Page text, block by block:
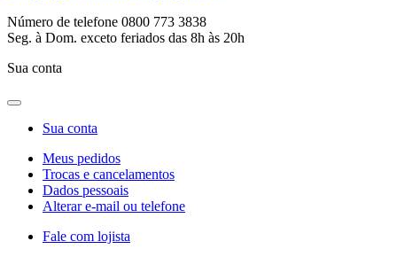
Número de telefone 0800 773 3838
Seg. à Dom. exceto feriados das 8h às 20h
Sua conta
Sua conta
Meus pedidos
Trocas e cancelamentos
Dados pessoais
Alterar e-mail ou telefone
Fale com lojista